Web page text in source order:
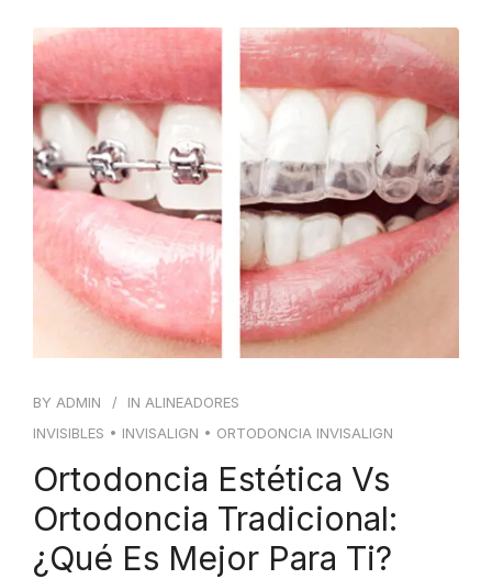
BY ADMIN IN ALINEADORES
INVISIBLES • INVISALIGN • ORTODONCIA INVISALIGN
Ortodoncia Estética Vs
Ortodoncia Tradicional:
¿qué Es Mejor Para Ti?